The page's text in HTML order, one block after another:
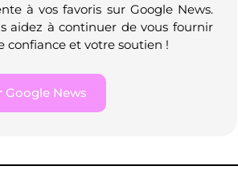
à vos favoris sur Google News.
aidez à continuer de vous fournir
et votre soutien !
Google News